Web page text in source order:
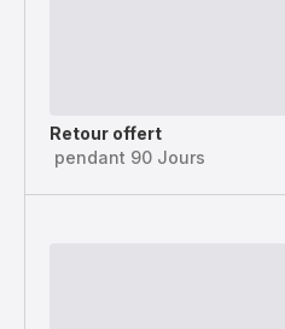
Retour offert
pendant 90 Jours